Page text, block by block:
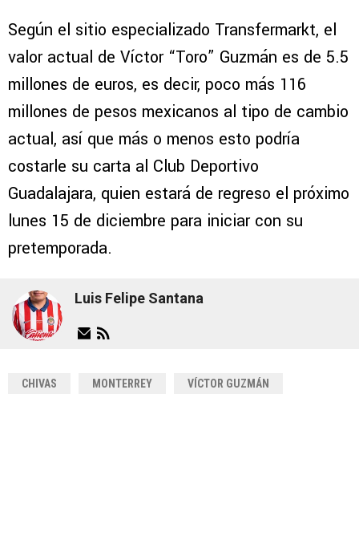
Según el sitio especializado Transfermarkt, el
valor actual de Víctor “Toro” Guzmán es de 5.5
millones de euros, es decir, poco más 116
millones de pesos mexicanos al tipo de cambio
actual, así que más o menos esto podría
costarle su carta al Club Deportivo
Guadalajara, quien estará de regreso el próximo
lunes 15 de diciembre para iniciar con su
pretemporada.
Luis Felipe Santana
CHIVAS MONTERREY VÍCTOR GUZMÁN